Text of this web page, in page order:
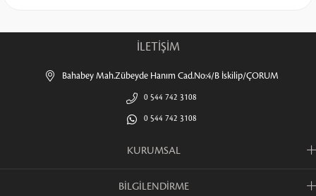
İLETİŞİM
Bahabey Mah.Zübeyde Hanım Cad.No:4/B İskilip/ÇORUM
0 544 742 3108
0 544 742 3108
KURUMSAL
BİLGİLENDİRME